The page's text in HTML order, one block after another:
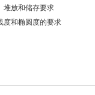
堆放和储存要求
度和椭圆度的要求